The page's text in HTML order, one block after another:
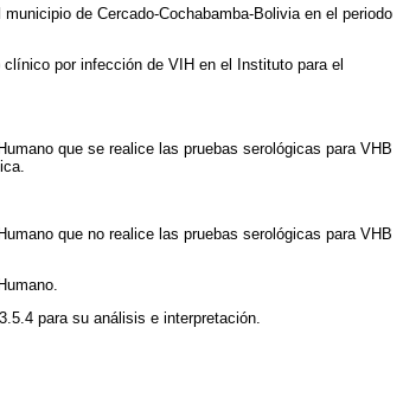
de Cercado-Cochabamba-Bolivia en el periodo
por infección de VIH en el Instituto para el
que se realice las pruebas serológicas para VHB
que no realice las pruebas serológicas para VHB
para su análisis e interpretación.